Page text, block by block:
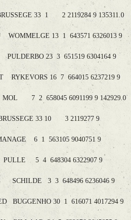
33 1 2 2119284 9 135311.0
WOMMELGE 13 1 643571 6326013 9
23 3 651519 6304164 9
RYKEVORS 16 7 664015 6237219 9
7 2 658045 6091199 9 142929.0
33 10 3 2119277 9
6 1 563105 9040751 9
5 4 648304 6322907 9
SCHILDE 3 3 648496 6236046 9
BUGGENHO 30 1 616071 4017294 9